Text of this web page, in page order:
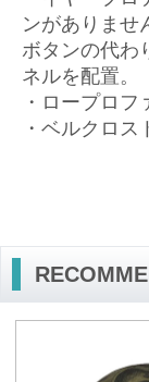
ンがありませ
ボタンの代わ
ネルを配置。
・ロープロフ
・ベルクロス